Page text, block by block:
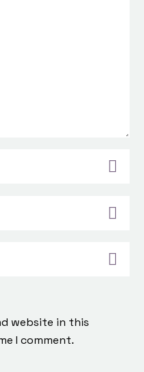
website in this
I comment.